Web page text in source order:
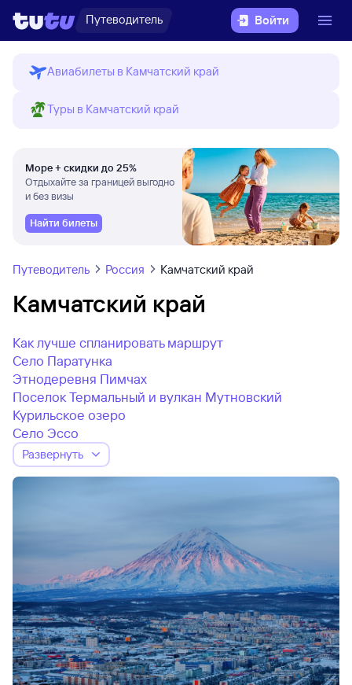
Путеводитель Войти
Авиабилеты в Камчатский край
Туры в Камчатский край
Море + скидки до 25%
Отдыхайте за границей выгодно
и без визы
Найти билеты
Путеводитель Россия Камчатский край
Камчатский край
Как лучше спланировать маршрут
Село Паратунка
Этнодеревня Пимчах
Поселок Термальный и вулкан Мутновский
Курильское озеро
Село Эссо
Развернуть